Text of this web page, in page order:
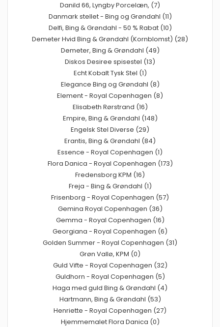
Danild 66, Lyngby Porcelæn, (7)
Danmark stellet - Bing og Grøndahl (11)
Delfi, Bing & Grøndahl - 50 % Rabat (10)
Demeter Hvid Bing & Grøndahl (Kornblomst) (28)
Demeter, Bing & Grøndahl (49)
Diskos Desiree spisestel (13)
Echt Kobalt Tysk Stel (1)
Elegance Bing og Grøndahl (8)
Element - Royal Copenhagen (8)
Elisabeth Rørstrand (16)
Empire, Bing & Grøndahl (148)
Engelsk Stel Diverse (29)
Erantis, Bing & Grøndahl (84)
Essence - Royal Copenhagen (1)
Flora Danica - Royal Copenhagen (173)
Fredensborg KPM (16)
Freja - Bing & Grøndahl (1)
Frisenborg - Royal Copenhagen (57)
Gemina Royal Copenhagen (36)
Gemma - Royal Copenhagen (16)
Georgiana - Royal Copenhagen (6)
Golden Summer - Royal Copenhagen (31)
Grøn Vallø, KPM (0)
Guld Vifte - Royal Copenhagen (32)
Guldhorn - Royal Copenhagen (5)
Haga med guld Bing & Grøndahl (4)
Hartmann, Bing & Grøndahl (53)
Henriette - Royal Copenhagen (27)
Hjemmemalet Flora Danica (0)